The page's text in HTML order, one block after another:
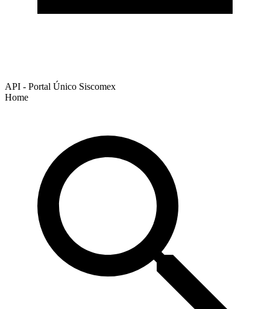
API - Portal Único Siscomex
Home